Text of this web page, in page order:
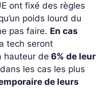
ont fixé des règles
poids lourd du
pas faire. En cas
tech seront
hauteur de 6% de leur
les cas les plus
de leurs